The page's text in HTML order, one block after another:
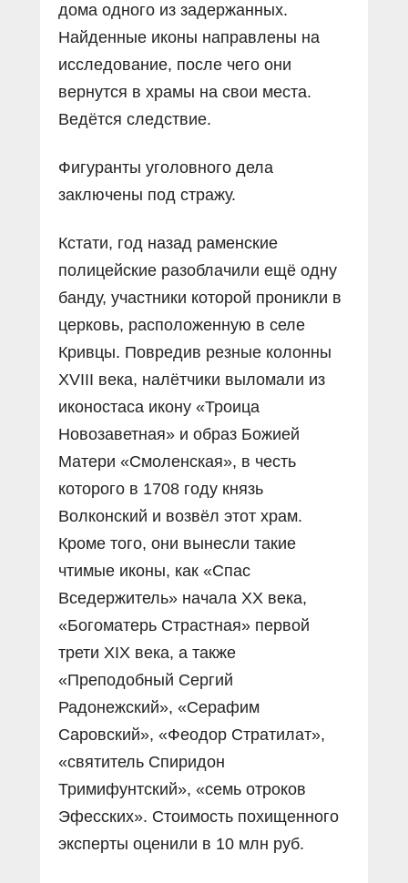
дома одного из задержанных.
Найденные иконы направлены на
исследование, после чего они
вернутся в храмы на свои места.
Ведётся следствие.
Фигуранты уголовного дела
заключены под стражу.
Кстати, год назад раменские
полицейские разоблачили ещё одну
банду, участники которой проникли в
церковь, расположенную в селе
Кривцы. Повредив резные колонны
XVIII века, налётчики выломали из
иконостаса икону «Троица
Новозаветная» и образ Божией
Матери «Смоленская», в честь
которого в 1708 году князь
Волконский и возвёл этот храм.
Кроме того, они вынесли такие
чтимые иконы, как «Спас
Вседержитель» начала XX века,
«Богоматерь Страстная» первой
трети XIX века, а также
«Преподобный Сергий
Радонежский», «Серафим
Саровский», «Феодор Стратилат»,
«святитель Спиридон
Тримифунтский», «семь отроков
Эфесских». Стоимость похищенного
эксперты оценили в 10 млн руб.